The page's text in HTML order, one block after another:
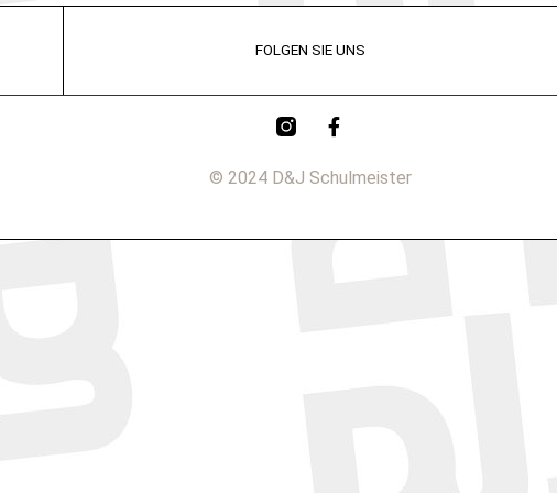
FOLGEN SIE UNS
© 2024 D&J Schulmeister